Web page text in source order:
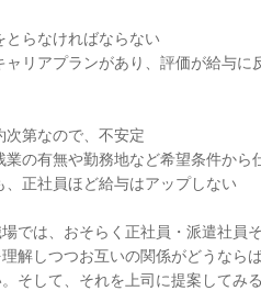
とらなければならない
ャリアプランがあり、評価が給与に
次第なので、不安定
業の有無や勤務地など希望条件から
、正社員ほど給与はアップしない
では、おそらく正社員・派遣社員
解しつつお互いの関係がどうなら
そして、それを上司に提案してみ